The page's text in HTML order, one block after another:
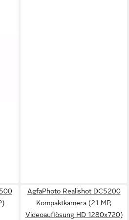
AgfaPhoto Realishot DC5200
Kompaktkamera (21 MP,
Videoauflösung HD 1280x720)